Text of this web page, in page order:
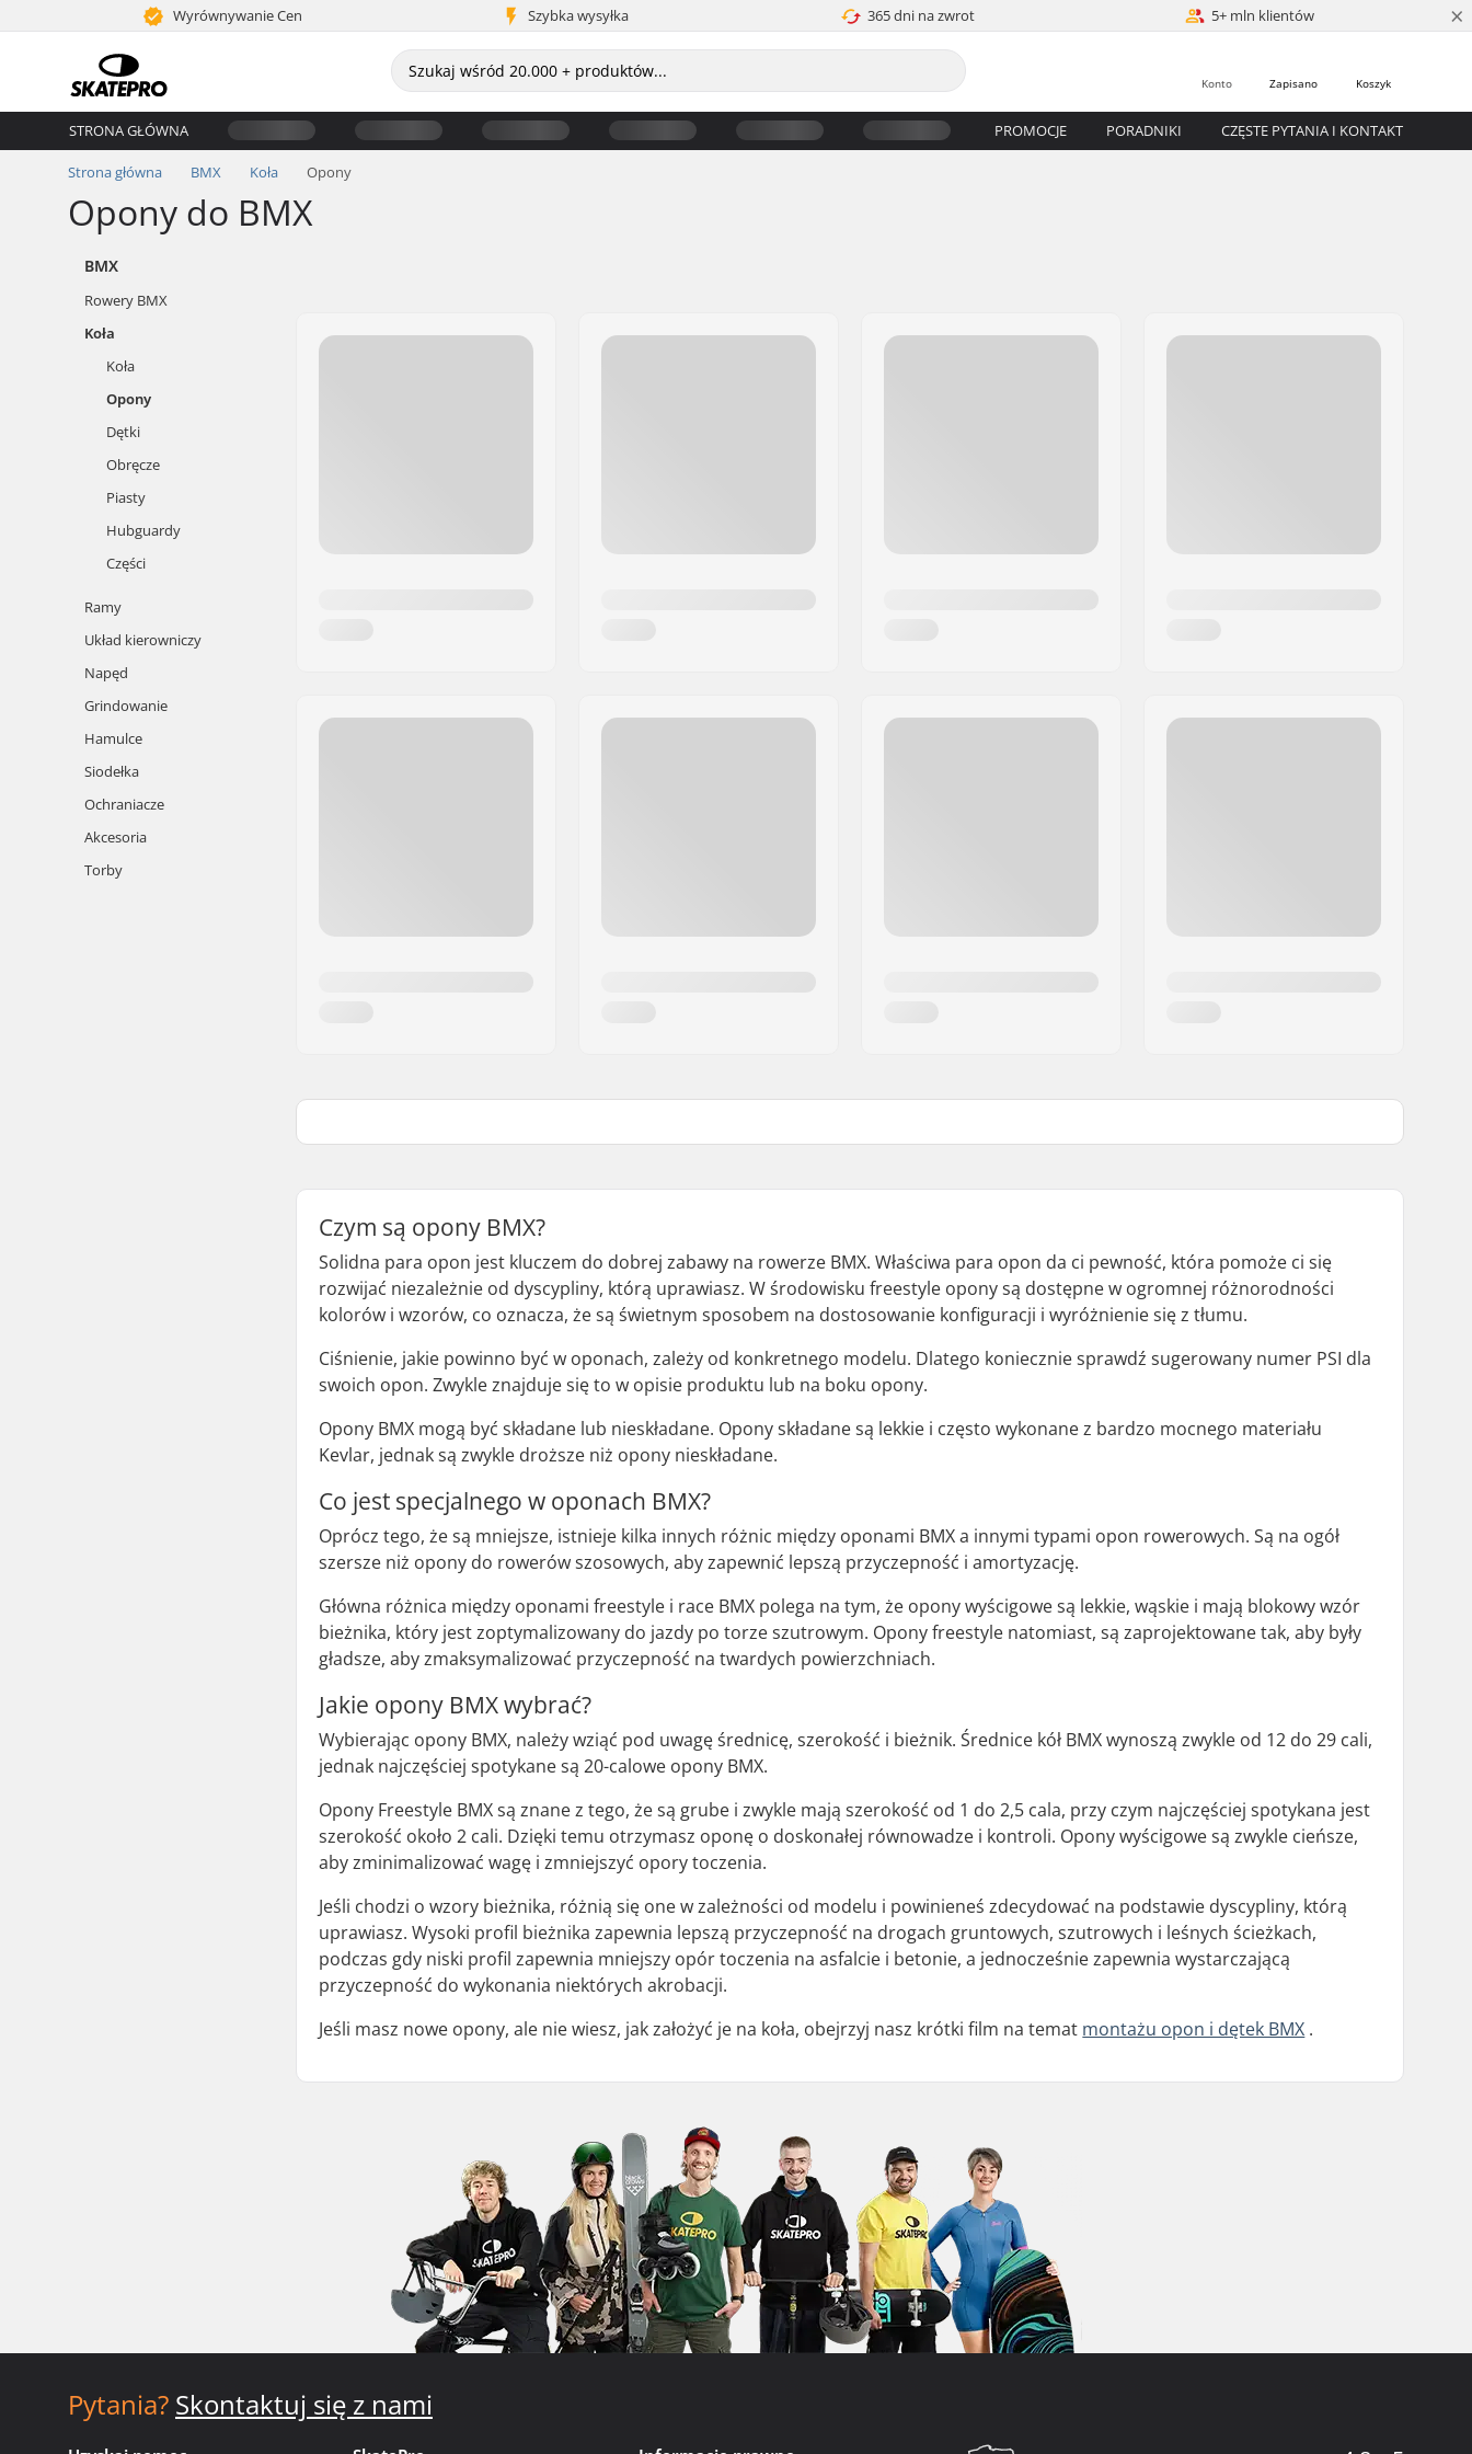
Wyrównywanie Cen Szybka wysyłka 365 dni na zwrot 5+ mln klientów ×
Koszyk
Zapisano
Konto
STRONA GŁÓWNA PROMOCJE PORADNIKI CZĘSTE PYTANIA I KONTAKT
Strona główna BMX Koła Opony
Opony do BMX
BMX
Rowery BMX
Koła
Koła
Opony
Dętki
Obręcze
Piasty
Hubguardy
Części
Ramy
Układ kierowniczy
Napęd
Grindowanie
Hamulce
Siodełka
Ochraniacze
Akcesoria
Torby
Czym są opony BMX?
Solidna para opon jest kluczem do dobrej zabawy na rowerze BMX. Właściwa para opon da ci pewność, która pomoże ci się
rozwijać niezależnie od dyscypliny, którą uprawiasz. W środowisku freestyle opony są dostępne w ogromnej różnorodności
kolorów i wzorów, co oznacza, że są świetnym sposobem na dostosowanie konfiguracji i wyróżnienie się z tłumu.
Ciśnienie, jakie powinno być w oponach, zależy od konkretnego modelu. Dlatego koniecznie sprawdź sugerowany numer PSI dla
swoich opon. Zwykle znajduje się to w opisie produktu lub na boku opony.
Opony BMX mogą być składane lub nieskładane. Opony składane są lekkie i często wykonane z bardzo mocnego materiału
Kevlar, jednak są zwykle droższe niż opony nieskładane.
Co jest specjalnego w oponach BMX?
Oprócz tego, że są mniejsze, istnieje kilka innych różnic między oponami BMX a innymi typami opon rowerowych. Są na ogół
szersze niż opony do rowerów szosowych, aby zapewnić lepszą przyczepność i amortyzację.
Główna różnica między oponami freestyle i race BMX polega na tym, że opony wyścigowe są lekkie, wąskie i mają blokowy wzór
bieżnika, który jest zoptymalizowany do jazdy po torze szutrowym. Opony freestyle natomiast, są zaprojektowane tak, aby były
gładsze, aby zmaksymalizować przyczepność na twardych powierzchniach.
Jakie opony BMX wybrać?
Wybierając opony BMX, należy wziąć pod uwagę średnicę, szerokość i bieżnik. Średnice kół BMX wynoszą zwykle od 12 do 29 cali,
jednak najczęściej spotykane są 20-calowe opony BMX.
Opony Freestyle BMX są znane z tego, że są grube i zwykle mają szerokość od 1 do 2,5 cala, przy czym najczęściej spotykana jest
szerokość około 2 cali. Dzięki temu otrzymasz oponę o doskonałej równowadze i kontroli. Opony wyścigowe są zwykle cieńsze,
aby zminimalizować wagę i zmniejszyć opory toczenia.
Jeśli chodzi o wzory bieżnika, różnią się one w zależności od modelu i powinieneś zdecydować na podstawie dyscypliny, którą
uprawiasz. Wysoki profil bieżnika zapewnia lepszą przyczepność na drogach gruntowych, szutrowych i leśnych ścieżkach,
podczas gdy niski profil zapewnia mniejszy opór toczenia na asfalcie i betonie, a jednocześnie zapewnia wystarczającą
przyczepność do wykonania niektórych akrobacji.
Jeśli masz nowe opony, ale nie wiesz, jak założyć je na koła, obejrzyj nasz krótki film na temat montażu opon i dętek BMX .
Pytania? Skontaktuj się z nami